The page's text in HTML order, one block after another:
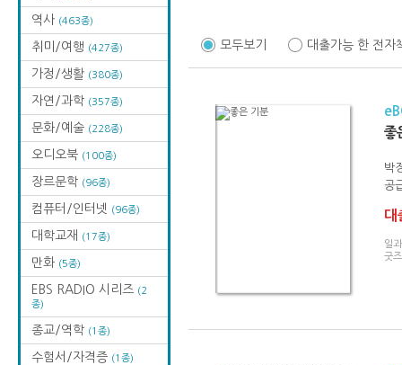
역사 (463종)
취미/여행 (427종)
가정/생활 (380종)
자연/과학 (357종)
문화/예술 (228종)
오디오북 (100종)
장르문학 (96종)
컴퓨터/인터넷 (96종)
대학교재 (17종)
만화 (5종)
EBS RADIO 시리즈 (2
종)
종교/역학 (1종)
수험서/자격증 (1종)
모두보기 대출가능 한 전자
좋
박
공
대
일
굿